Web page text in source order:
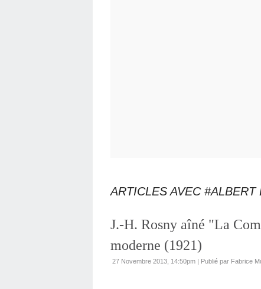
ARTICLES AVEC #ALBERT
J.-H. Rosny aîné "La
moderne (1921)
27 Novembre 2013, 14:50pm | Publié par Fabrice